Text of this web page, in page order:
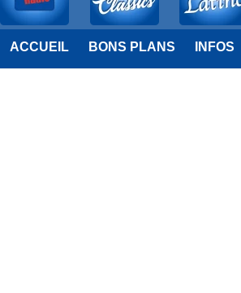
ACCUEIL BONS PLANS INFOS